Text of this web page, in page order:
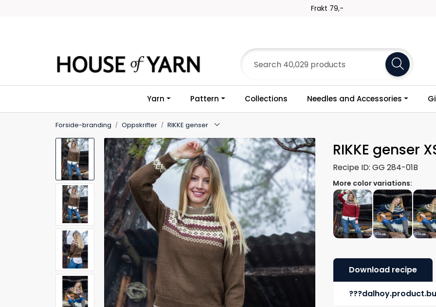
Frakt 79,-
Yarn Pattern Collections Needles and Accessories
Forside-branding Oppskrifter RIKKE genser
RIKKE genser
Recipe ID: GG 284-01B
More color variations:
Download recipe